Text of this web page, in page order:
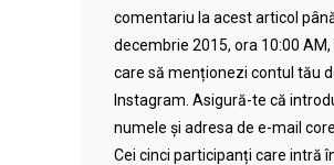
comentariu la acest articol
decembrie 2015, ora 10:00 AM,
care să menționezi contul tău
Instagram. Asigură-te că
numele și adresa de e-mail
Cei cinci participanți care intră